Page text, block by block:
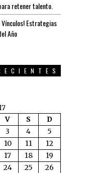
retener talento.
Vínculos! Estrategias
Año
V S D
3 4
5
10 11
12
17 18
19
24 25
26